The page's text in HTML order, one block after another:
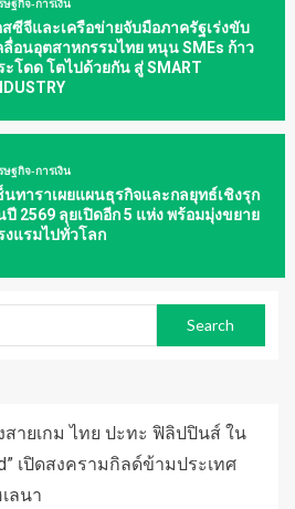
ษฐกิจ-การเงิน
สซีจีและเครือข่ายจับมือภาครัฐเร่งขับ
ลื่อนอุตสาหกรรมไทย หนุน SMEs ก้าว
ะโดด โตไปด้วยกัน สู่ SMART
ษฐกิจ-การเงิน
นทาราเผยแผนธุรกิจและกลยุทธ์เชิงรุก
ปี 2569 ลุยเปิดอีก 5 แห่ง พร้อมมุ่งขยาย
งแรมไปทั่วโลก
สายเกม ไทย ปะทะ ฟิลิปปินส์ ใน
เปิดสงครามกิลด์ข้ามประเทศ
ลนา